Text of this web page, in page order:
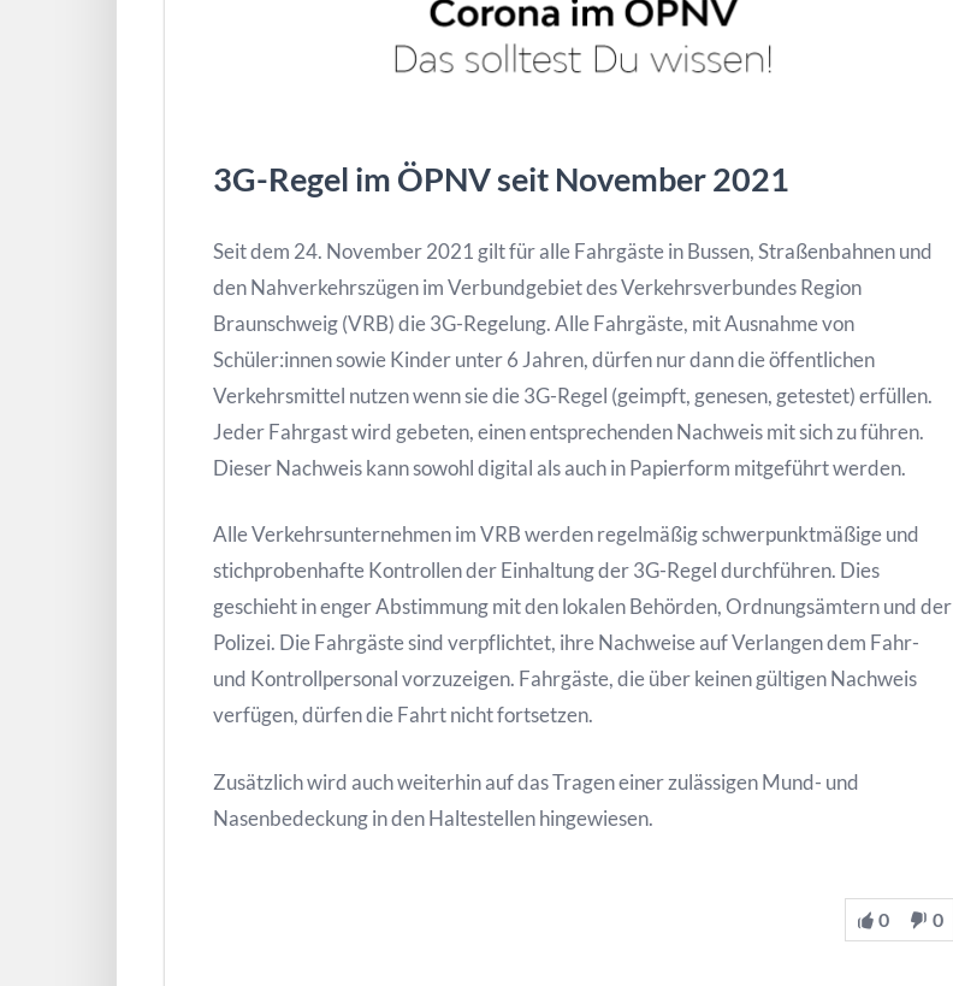
3G-Regel im ÖPNV seit November 2021
Seit dem 24. November 2021 gilt für alle Fahrgäste in Bussen, Straßenbahnen und
den Nahverkehrszügen im Verbundgebiet des Verkehrsverbundes Region
Braunschweig (VRB) die 3G-Regelung. Alle Fahrgäste, mit Ausnahme von
Schüler:innen sowie Kinder unter 6 Jahren, dürfen nur dann die öffentlichen
Verkehrsmittel nutzen wenn sie die 3G-Regel (geimpft, genesen, getestet) erfüllen.
Jeder Fahrgast wird gebeten, einen entsprechenden Nachweis mit sich zu führen.
Dieser Nachweis kann sowohl digital als auch in Papierform mitgeführt werden.
Alle Verkehrsunternehmen im VRB werden regelmäßig schwerpunktmäßige und
stichprobenhafte Kontrollen der Einhaltung der 3G-Regel durchführen. Dies
geschieht in enger Abstimmung mit den lokalen Behörden, Ordnungsämtern und der
Polizei. Die Fahrgäste sind verpflichtet, ihre Nachweise auf Verlangen dem Fahr-
und Kontrollpersonal vorzuzeigen. Fahrgäste, die über keinen gültigen Nachweis
verfügen, dürfen die Fahrt nicht fortsetzen.
Zusätzlich wird auch weiterhin auf das Tragen einer zulässigen Mund- und
Nasenbedeckung in den Haltestellen hingewiesen.
0 0